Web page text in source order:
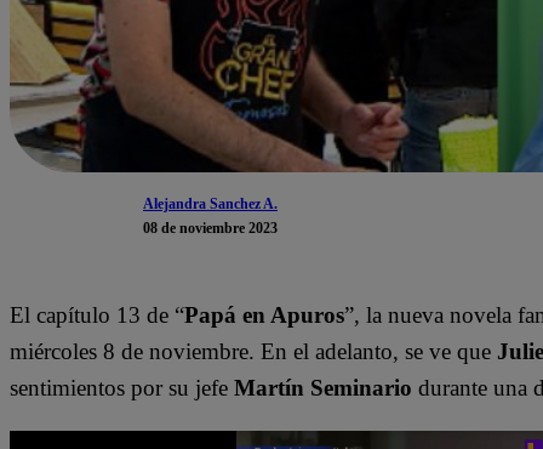
Alejandra Sanchez A.
08 de noviembre 2023
El capítulo 13 de “Papá en Apuros”, la nueva novela
miércoles 8 de noviembre. En el adelanto, se ve que
sentimientos por su jefe Martín Seminario durante una